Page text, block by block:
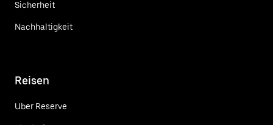
Sicherheit
Nachhaltigkeit
Reisen
Uber Reserve